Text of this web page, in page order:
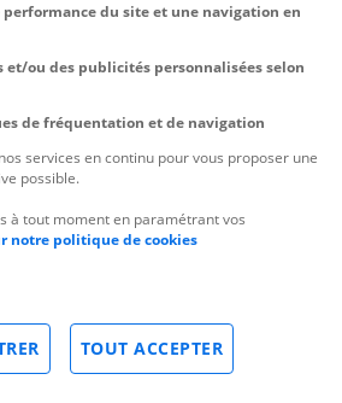
du site et une navigation en
et/ou des publicités personnalisées selon
de fréquentation et de navigation
services en continu pour vous proposer une
possible.
à tout moment en paramétrant vos
notre politique de cookies
TOUT ACCEPTER